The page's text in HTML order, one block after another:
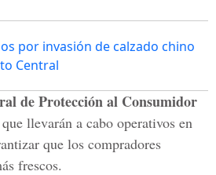
por invasión de calzado chino
Central
de Protección al Consumidor
llevarán a cabo operativos en
que los compradores
frescos.